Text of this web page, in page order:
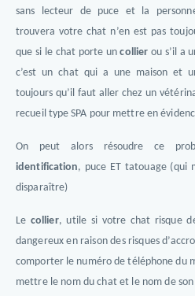
sans lecteur de puce et la
trouvera votre chat n’en est pas
que si le chat porte uncollier ou s’il a
c’est un chat qui a une maison et
toujours qu’il faut aller chez un
recueil type SPA pour mettre en
On peut alors résoudre ce
identification, puce ET tatouage (qui
disparaître)
Le collier, utile si votre chat risque
dangereux en raison des risques
comporter le numéro de téléphone du
mettre le nom du chat et le nom de